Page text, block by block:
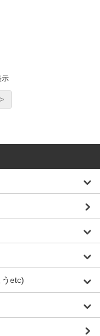
示
うetc)